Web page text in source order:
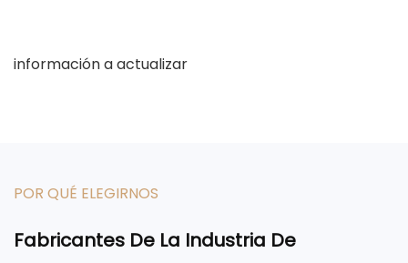
información a actualizar
POR QUÉ ELEGIRNOS
Fabricantes De La Industria De